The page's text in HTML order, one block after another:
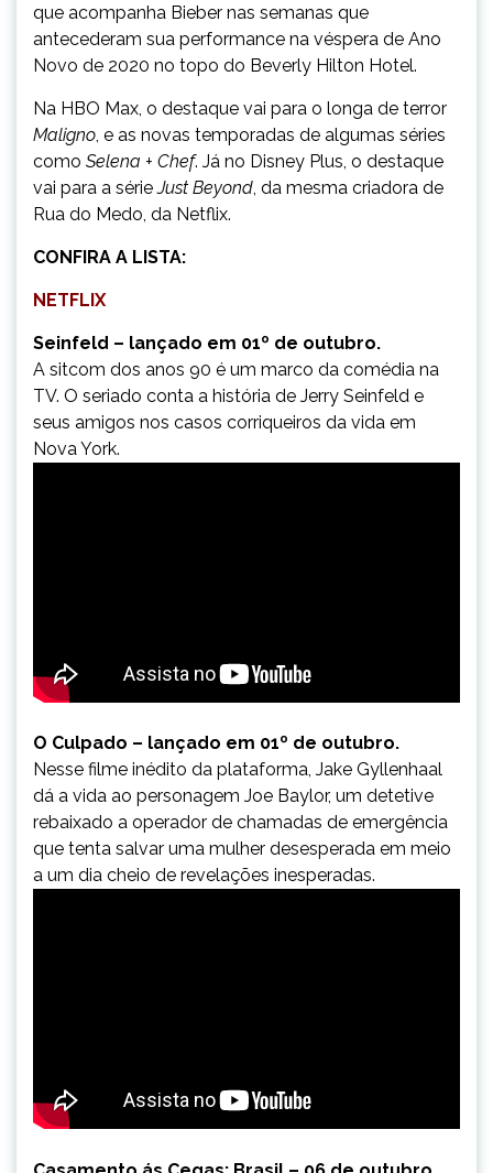
que acompanha Bieber nas semanas que
antecederam sua performance na véspera de Ano
Novo de 2020 no topo do Beverly Hilton Hotel.
Na HBO Max, o destaque vai para o longa de terror
Maligno , e as novas temporadas de algumas séries
como Selena + Chef. Já no Disney Plus, o destaque
vai para a sérieJust Beyond , da mesma criadora de
Rua do Medo, da Netflix.
CONFIRA A LISTA:
NETFLIX
Seinfeld – lançado em 01º de outubro.
A sitcom dos anos 90 é um marco da comédia na
TV. O seriado conta a história de Jerry Seinfeld e
seus amigos nos casos corriqueiros da vida em
Nova York.
O Culpado – lançado em 01º de outubro.
Nesse filme inédito da plataforma, Jake Gyllenhaal
dá a vida ao personagem Joe Baylor, um detetive
rebaixado a operador de chamadas de emergência
que tenta salvar uma mulher desesperada em meio
a um dia cheio de revelações inesperadas.